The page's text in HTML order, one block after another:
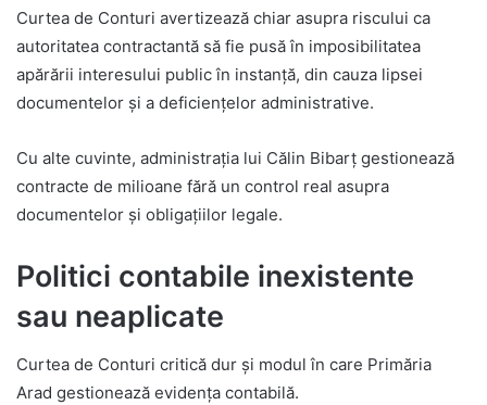
Curtea de Conturi avertizează chiar asupra riscului ca
autoritatea contractantă să fie pusă în imposibilitatea
apărării interesului public în instanță, din cauza lipsei
documentelor și a deficiențelor administrative.
Cu alte cuvinte, administrația lui Călin Bibarț gestionează
contracte de milioane fără un control real asupra
documentelor și obligațiilor legale.
Politici contabile inexistente
sau neaplicate
Curtea de Conturi critică dur și modul în care Primăria
Arad gestionează evidența contabilă.